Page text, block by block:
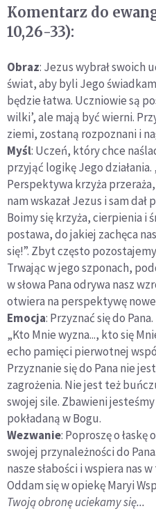
Komentarz do
10,26-33):
Obraz: Jezus wybrał swoich
świat, aby byli Jego
będzie łatwa. Uczniowie są
wilki’, ale mają być wierni.
ziemi, zostaną rozpoznani i
Myśl: Uczeń, który chce
przyjąć logikę Jego działania.
Perspektywa krzyża
nam wskazał Jezus i sam dał
Boimy się krzyża, cierpienia i
postawa, do jakiej zachęca
się!”. Zbyt często
Trwając w jego szponach,
w słowa Pana odrywa nasz
otwiera na perspektywę
Emocja: Przyznać się do
„Kto Mnie wyzna..., kto się
echo pamięci pierwotnej
Przyznanie się do Pana nie
zagrożenia. Nie jest też
swojej sile. Zbawieni
pokładaną w Bogu.
Wezwanie: Poproszę o
swojej przynależności do
nasze słabości i wspiera nas
Oddam się w opiekę Maryi
Twoją obronę uciekamy się...